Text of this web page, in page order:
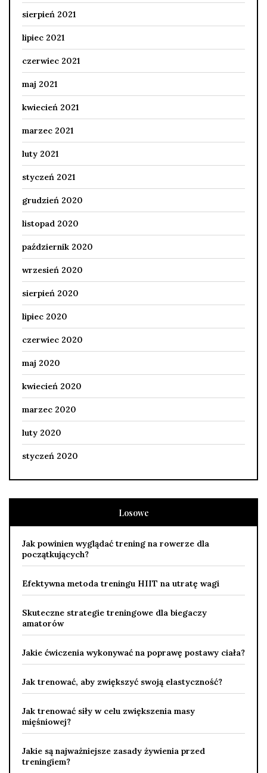
sierpień 2021
lipiec 2021
czerwiec 2021
maj 2021
kwiecień 2021
marzec 2021
luty 2021
styczeń 2021
grudzień 2020
listopad 2020
październik 2020
wrzesień 2020
sierpień 2020
lipiec 2020
czerwiec 2020
maj 2020
kwiecień 2020
marzec 2020
luty 2020
styczeń 2020
Losowe
Jak powinien wyglądać trening na rowerze dla
początkujących?
Efektywna metoda treningu HIIT na utratę wagi
Skuteczne strategie treningowe dla biegaczy
amatorów
Jakie ćwiczenia wykonywać na poprawę postawy ciała?
Jak trenować, aby zwiększyć swoją elastyczność?
Jak trenować siły w celu zwiększenia masy
mięśniowej?
Jakie są najważniejsze zasady żywienia przed
treningiem?